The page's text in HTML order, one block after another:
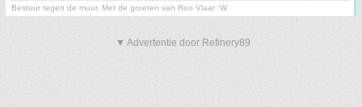
Bestuur tegen de muur. Met de groeten van Ron Vlaar :W
▼ Advertentie door Refinery89